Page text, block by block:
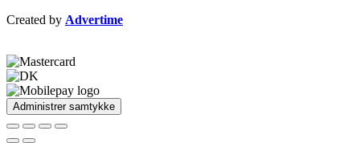
Created by Advertime
Administrer samtykke